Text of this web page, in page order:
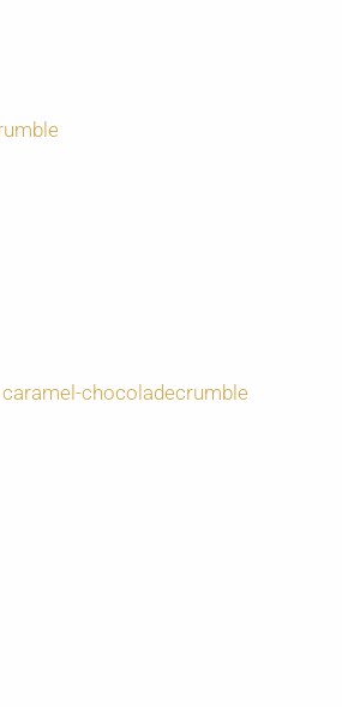
chocoladecrumble